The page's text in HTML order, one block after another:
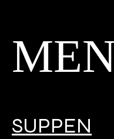
SUPPEN